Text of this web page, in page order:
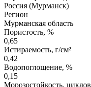
Россия (Мурманск)
Регион
Мурманская область
Пористость, %
0,65
Истираемость, г/см²
0,42
Водопоглощение, %
0,15
Морозостойкость, циклов